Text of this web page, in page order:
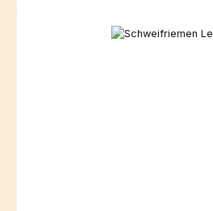
Bildergalerie überspringen